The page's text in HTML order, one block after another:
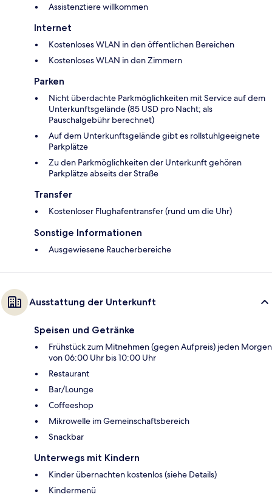
Assistenztiere willkommen
Internet
Kostenloses WLAN in den öffentlichen Bereichen
Kostenloses WLAN in den Zimmern
Parken
Nicht überdachte Parkmöglichkeiten mit Service auf dem
Unterkunftsgelände (85 USD pro Nacht; als
Pauschalgebühr berechnet)
Auf dem Unterkunftsgelände gibt es rollstuhlgeeignete
Parkplätze
Zu den Parkmöglichkeiten der Unterkunft gehören
Parkplätze abseits der Straße
Transfer
Kostenloser Flughafentransfer (rund um die Uhr)
Sonstige Informationen
Ausgewiesene Raucherbereiche
Ausstattung der Unterkunft
Speisen und Getränke
Frühstück zum Mitnehmen (gegen Aufpreis) jeden Morgen
von 06:00 Uhr bis 10:00 Uhr
Restaurant
Bar/Lounge
Coffeeshop
Mikrowelle im Gemeinschaftsbereich
Snackbar
Unterwegs mit Kindern
Kinder übernachten kostenlos (siehe Details)
Kindermenü